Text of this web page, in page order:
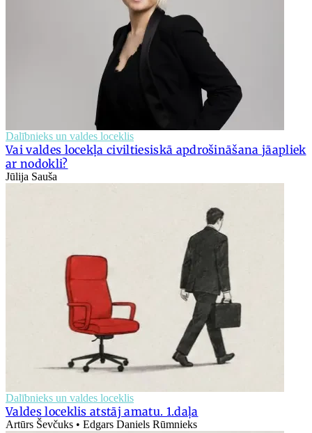
Dalībnieks un valdes loceklis
Vai valdes locekļa civiltiesiskā apdrošināšana jāapliek
ar nodokli?
Jūlija Sauša
Dalībnieks un valdes loceklis
Valdes loceklis atstāj amatu. 1.daļa
Artūrs Ševčuks • Edgars Daniels Rūmnieks